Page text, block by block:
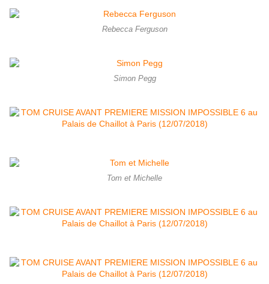
Rebecca Ferguson
Simon Pegg
Tom et Michelle